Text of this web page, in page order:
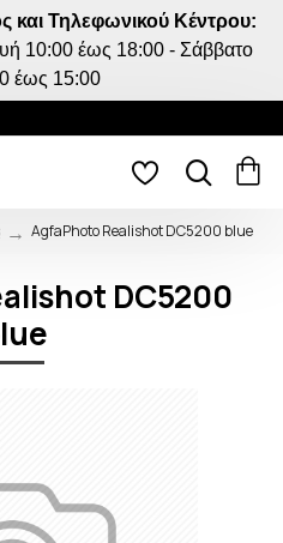
και Τηλεφωνικού Κέντρου:
10:00 έως 18:00 - Σάββατο
έως 15:00
AgfaPhoto Realishot DC5200 blue
DC5200